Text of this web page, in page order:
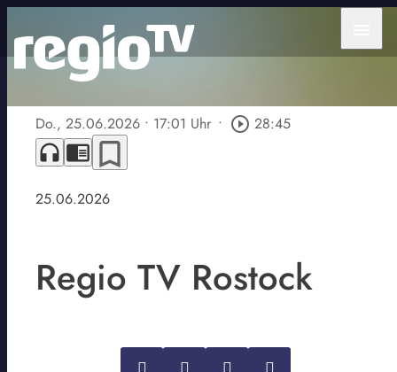
Do., 25.06.2026 • 17:01 Uhr • play_circle_outline 28:45
headphones chrome_reader_mode bookmark_border
25.06.2026
Regio TV Rostock